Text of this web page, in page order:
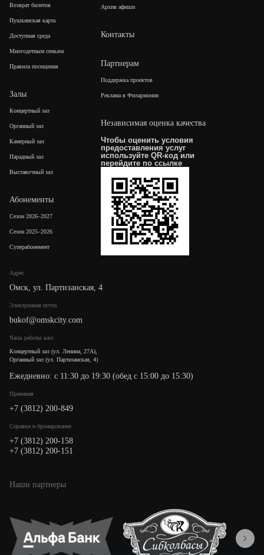
Адрес
Омск, ул. Партизанская, 4
Электронная почта
bukof@omskcity.com
Часы работы касс
Концертный зал (ул. Ленина, 27А),
Органный зал (ул. Партизанская, 4)
Ежедневно: с 11:30 до 19:30 (обед с 15:00 до 15:30)
Приемная
+7 (3812) 200-849
Cправки и бронирование
+7 (3812) 200-158
+7 (3812) 200-151
Возврат билетов
Пушкинская карта
Доступная среда
Многодетным семьям
Правила посещения
Залы
Концертный зал
Органный зал
Камерный зал
Парадный зал
Выставочный зал
Абонементы
Сезон 2026–2027
Сезон 2025–2026
Суперабонемент
Архив афиши
Контакты
Партнерам
Поддержка проектов
Реклама в Филармонии
Независимая оценка качества
Чтобы оценить условия
предоставления услуг
используйте QR-код или
перейдите по ссылке
Наши партнеры